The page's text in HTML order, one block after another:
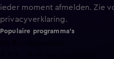
ieder moment afmelden. Zie
privacyverklaring.
Populaire programma's